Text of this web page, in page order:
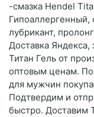
-смазка Hendel
Гипоаллергенный,
лубрикант,
Доставка Яндекса,
Титан Гель от
оптовым ценам.
для мужчин
Подтвердим и
быстро. Доставим